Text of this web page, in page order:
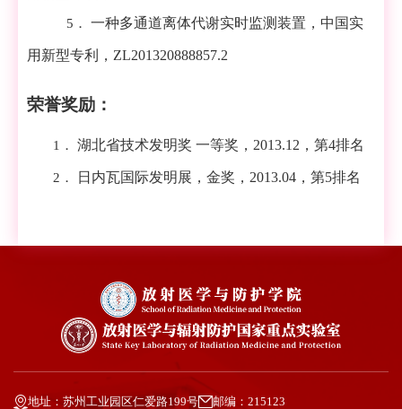
5． 一种多通道离体代谢实时监测装置，中国实
用新型专利， ZL201320888857.2
荣誉奖励：
1． 湖北省技术发明奖 一等奖， 2013.12 ，第4排名
2． 日内瓦国际发明展，金奖， 2013.04 ，第5排名
地址：苏州工业园区仁爱路199号 邮编：215123